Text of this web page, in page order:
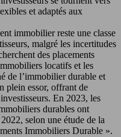
et adaptés aux
immobilier reste une classe
malgré les incertitudes
des placements
locatifs et les
de l’immobilier durable et
plein essor, offrant de
En 2023, les
durables ont
selon une étude de la
Immobiliers Durable ».